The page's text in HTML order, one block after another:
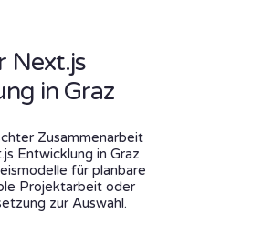
Next.js
in Graz
Zusammenarbeit
Entwicklung in Graz
für planbare
Projektarbeit oder
zur Auswahl.